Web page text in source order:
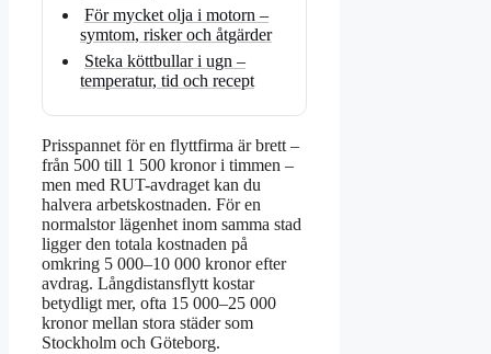
För mycket olja i motorn –
symtom, risker och åtgärder
Steka köttbullar i ugn –
temperatur, tid och recept
Prisspannet för en flyttfirma är brett –
från 500 till 1 500 kronor i timmen –
men med RUT-avdraget kan du
halvera arbetskostnaden. För en
normalstor lägenhet inom samma stad
ligger den totala kostnaden på
omkring 5 000–10 000 kronor efter
avdrag. Långdistansflytt kostar
betydligt mer, ofta 15 000–25 000
kronor mellan stora städer som
Stockholm och Göteborg.